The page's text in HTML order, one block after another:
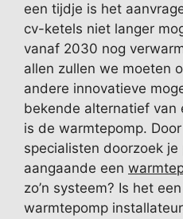
een tijdje is het
cv-ketels niet langer
vanaf 2030 nog
allen zullen we moeten
andere innovatieve
bekende alternatief van
is de warmtepomp.
specialisten doorzoek
aangaande een
zo’n systeem? Is het
warmtepomp